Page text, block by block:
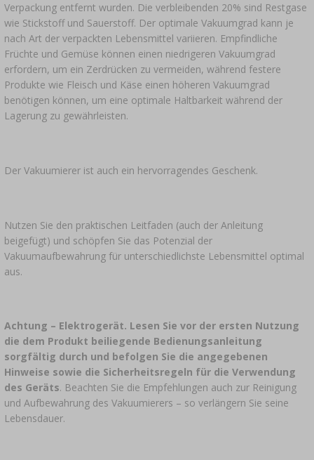
Verpackung entfernt wurden. Die verbleibenden 20% sind Restgase
wie Stickstoff und Sauerstoff. Der optimale Vakuumgrad kann je
nach Art der verpackten Lebensmittel variieren. Empfindliche
Früchte und Gemüse können einen niedrigeren Vakuumgrad
erfordern, um ein Zerdrücken zu vermeiden, während festere
Produkte wie Fleisch und Käse einen höheren Vakuumgrad
benötigen können, um eine optimale Haltbarkeit während der
Lagerung zu gewährleisten.
Der Vakuumierer ist auch ein hervorragendes Geschenk.
Nutzen Sie den praktischen Leitfaden (auch der Anleitung
beigefügt) und schöpfen Sie das Potenzial der
Vakuumaufbewahrung für unterschiedlichste Lebensmittel optimal
aus.
Achtung – Elektrogerät. Lesen Sie vor der ersten Nutzung
die dem Produkt beiliegende Bedienungsanleitung
sorgfältig durch und befolgen Sie die angegebenen
Hinweise sowie die Sicherheitsregeln für die Verwendung
des Geräts. Beachten Sie die Empfehlungen auch zur Reinigung
und Aufbewahrung des Vakuumierers – so verlängern Sie seine
Lebensdauer.